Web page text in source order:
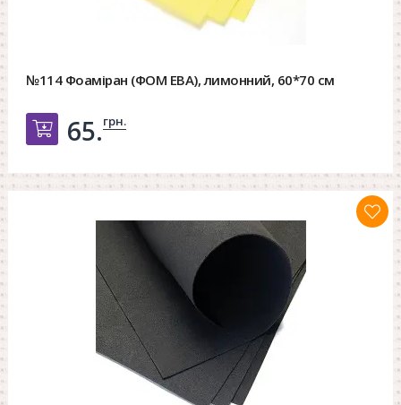
№114 Фоаміран (ФОМ ЕВА), лимонний, 60*70 см
Добавить в корзину
65.грн.